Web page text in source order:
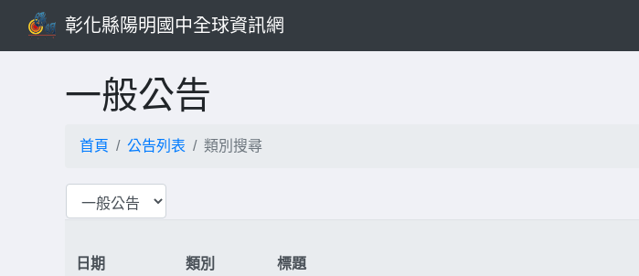
彰化縣陽明國中全球資訊網
一般公告
首頁 公告列表 類別搜尋
日期 類別 標題